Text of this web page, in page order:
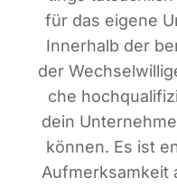
für das eige­ne
Inner­halb der
der
che
dein
kön­nen. Es ist